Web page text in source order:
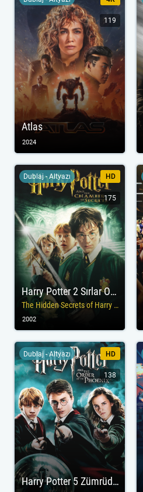
Atlas
119
2024
Harry Potter 2 Sırlar Odası
The Hidden Secrets of Harry Potter
Dublaj - Altyazı HD
175
2002
Harry Potter 5 Zümrüdüanka Yoldaşlığı
Dublaj - Altyazı HD
138